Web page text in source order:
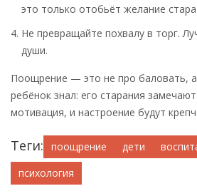
это только отобьёт желание
Не превращайте похвалу в торг.
души.
Поощрение — это не про баловать,
ребёнок знал: его старания
мотивация, и настроение будут
Теги: поощрение дети
психология